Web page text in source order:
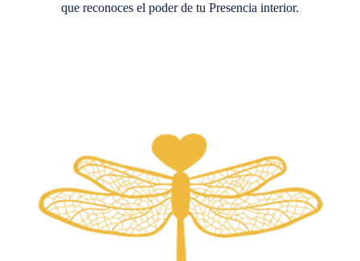
que reconoces el poder de tu Presencia interior.